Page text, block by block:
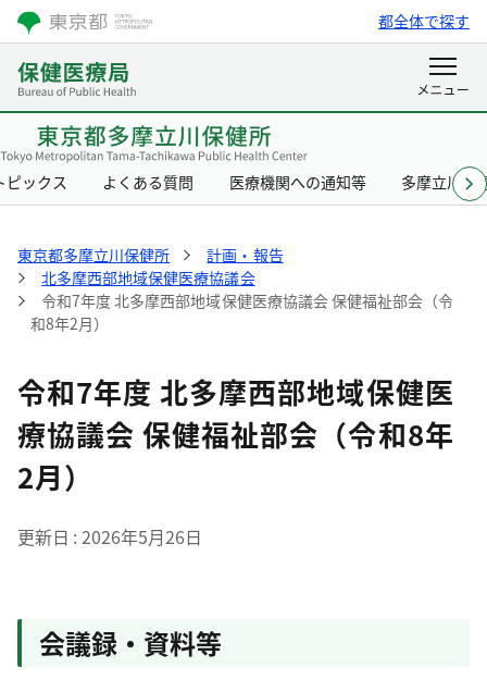
都全体で探す
ピックス よくある質問 医療機関への通知等 多摩立川保
東京都多摩立川保健所
計画・報告
北多摩西部地域保健医療協議会
令和7年度 北多摩西部地域保健医療協議会 保健福祉部会（令
和8年2月）
令和7年度 北多摩西部地域保健医
療協議会 保健福祉部会（令和8年
2月）
更新日 2026年5月26日
会議録・資料等